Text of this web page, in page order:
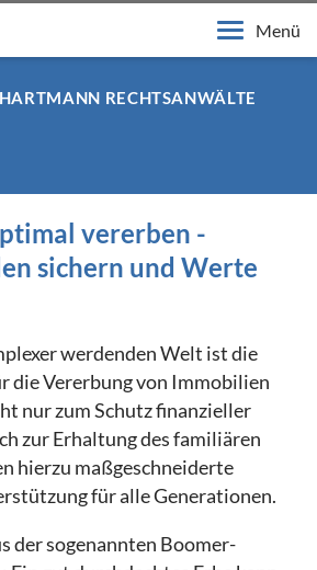
Menü
RECHTSANWÄLTE
vererben -
sichern und Werte
werdenden Welt ist die
die Vererbung von Immobilien
nur zum Schutz finanzieller
zur Erhaltung des familiären
hierzu maßgeschneiderte
für alle Generationen.
der sogenannten Boomer-